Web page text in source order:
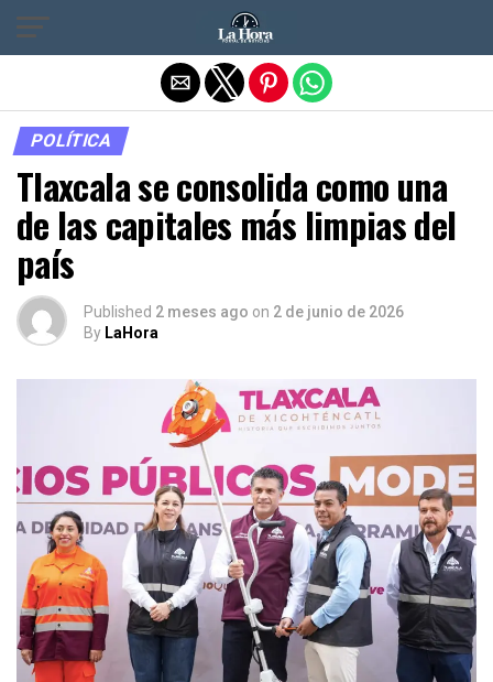
POLÍTICA
Tlaxcala se consolida como una
de las capitales más limpias del
país
Published 2 meses ago on 2 de junio de 2026
By LaHora
Salir de la versión móvil